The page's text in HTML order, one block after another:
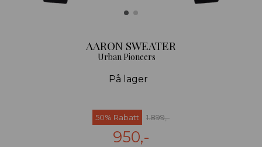
AARON SWEATER
Urban Pioneers
På lager
50% Rabatt 1.899,-
950,-